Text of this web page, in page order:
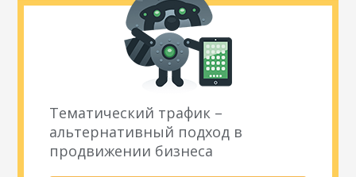
Тематический трафик –
альтернативный подход в
продвижении бизнеса